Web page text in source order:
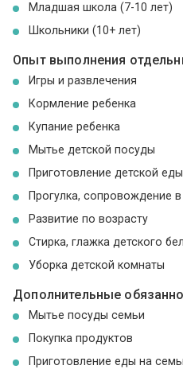
Младшая школа (7-10 лет)
Школьники (10+ лет)
Опыт выполнения
Игры и развлечения
Кормление ребенка
Купание ребенка
Мытье детской посуды
Приготовление детской еды
Прогулка, сопровождение
Развитие по возрасту
Стирка, глажка детского
Уборка детской комнаты
Дополнительные
Мытье посуды семьи
Покупка продуктов
Приготовление еды на